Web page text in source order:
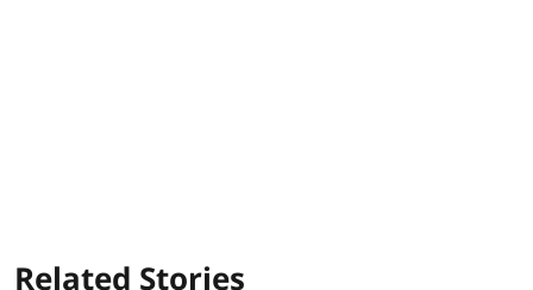
Related Stories